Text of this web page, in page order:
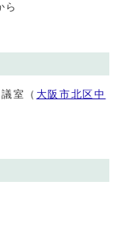
ら
室（ 大阪市北区中